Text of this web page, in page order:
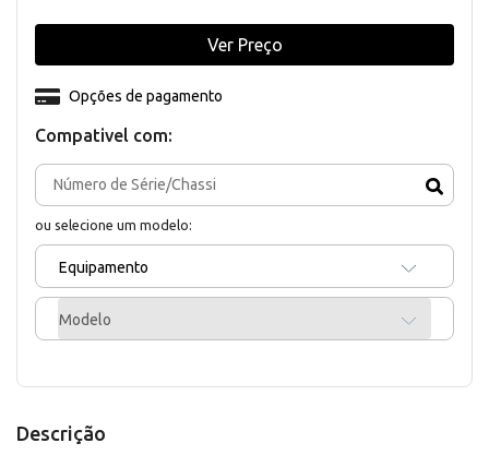
Compativel com:
ou selecione um modelo:
Equipamento
Modelo
Opções de pagamento
Ver Preço
Descrição